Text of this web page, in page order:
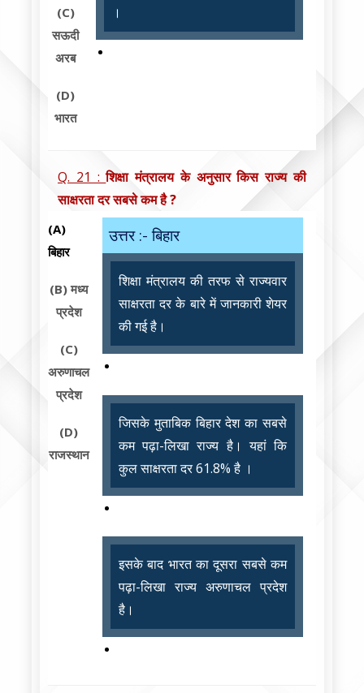
(C)
सऊदी
अरब
(D)
भारत
।
Q. 21 :शिक्षा मंत्रालय के अनुसार किस राज्य की
साक्षरता दर सबसे कम है ?
(A)
बिहार
(B)मध्य
प्रदेश
(C)
अरुणाचल
प्रदेश
(D)
राजस्थान
उत्तर :- बिहार
शिक्षा मंत्रालय की तरफ से राज्यवार
साक्षरता दर के बारे में जानकारी शेयर
की गई है।
जिसके मुताबिक बिहार देश का सबसे
कम पढ़ा-लिखा राज्य है। यहां कि
कुल साक्षरता दर 61.8% है ।
इसके बाद भारत का दूसरा सबसे कम
पढ़ा-लिखा राज्य अरुणाचल प्रदेश
है।